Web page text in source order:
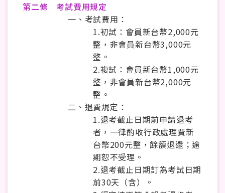
第二條 考試費用規定
一、考試費用：
1.初試：會員新台幣2,000元
整，非會員新台幣3,000元
整。
2.複試：會員新台幣1,000元
整，非會員新台幣2,000元
整。
二、退費規定：
1.退考截止日期前申請退考
者，一律酌收行政處理費新
台幣200元整，餘額退還；逾
期恕不受理。
2.退考截止日期訂為考試日期
前30天（含）。